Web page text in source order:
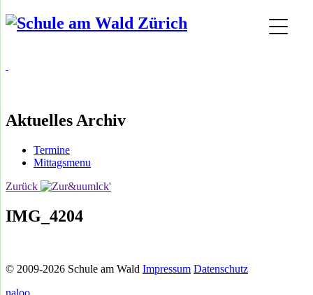
Aktuelles Archiv
Termine
Mittagsmenu
Zurück
IMG_4204
© 2009-2026 Schule am Wald Impressum Datenschutz